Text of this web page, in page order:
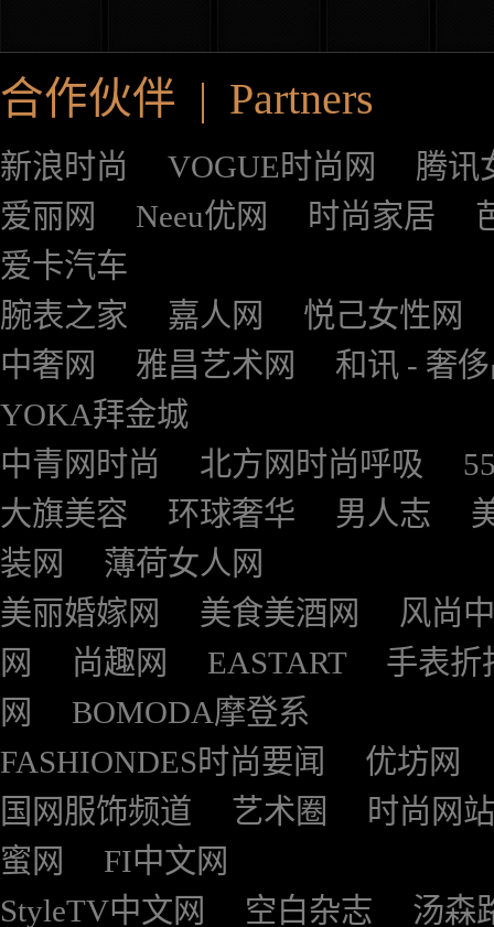
合作伙伴 | Partners
新浪时尚 VOGUE时尚网
腾讯
爱丽网
Neeu优网 时尚家居
爱卡汽车
腕表之家
嘉人网
悦己女性网
中奢网
雅昌艺术网
和讯 - 奢
YOKA拜金城
中青网时尚
北方网时尚呼吸
大旗美容
环球奢华 男人志
装网
薄荷女人网
美丽婚嫁网
美食美酒网
风尚
网
尚趣网 EASTART
手表折
网
BOMODA摩登系
FASHIONDES时尚要闻
优坊网
国网服饰频道
艺术圈
时尚网站
蜜网
FI中文网
StyleTV中文网
空白杂志
汤森